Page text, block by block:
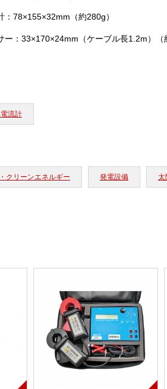
：78×155×32mm（約280g）
ー：33×170×24mm（ケーブル長1.2m）（
流計
クリーンエネルギー 発電設備 太